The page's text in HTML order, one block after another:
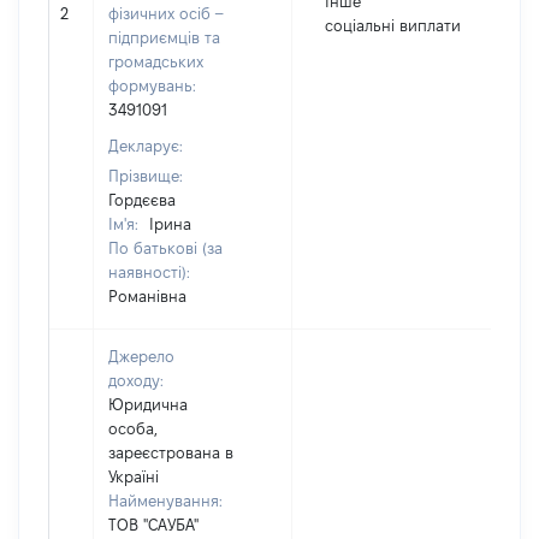
2
фізичних осіб –
підприємців та
громадських
формувань:
3491091
Декларує:
Прізвище:
Гордєєва
Ім'я:
Ірина
По батькові (за
наявності):
Романівна
соціальні виплати
Джерело
доходу:
Юридична
особа,
зареєстрована в
Україні
Найменування:
ТОВ "САУБА"